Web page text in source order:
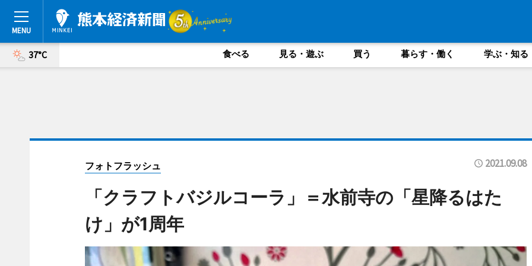
37°C 食べる 見る・遊ぶ 買う 暮らす・働く 学ぶ・知る
フォトフラッシュ 2021.09.08
「クラフトバジルコーラ」＝水前寺の「星降るはた
け」が1周年